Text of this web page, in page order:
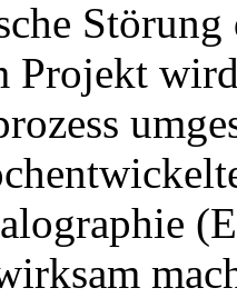
Projekt